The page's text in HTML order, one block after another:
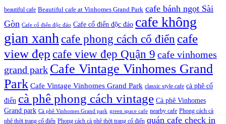
beautiful cafe Beautiful cafe at Vinhomes Grand Park cafe bánh ngọt Sài
Gòn Cafe cổ điển độc đáo Cafe cổ điển độc đáo cafe không
gian xanh cafe phong cách cổ điển cafe
view đẹp cafe view đẹp Quận 9 cafe vinhomes
grand park Cafe Vintage Vinhomes Grand
Park Cafe Vintage Vinhomes Grand Park classic style cafe cà phê cổ
điển cà phê phong cách vintage Cà phê Vinhomes
Grand park Cà phê Vinhomes Grand park green space cafe nearby cafe Phong cách cà
phê thời trang cổ điển Phong cách cà phê thời trang cổ điển quán cafe check in